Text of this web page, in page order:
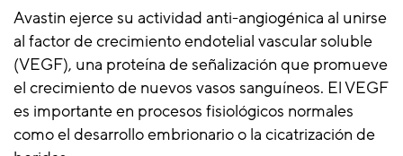
Avastin ejerce su actividad anti-angiogénica al unirse
al factor de crecimiento endotelial vascular soluble
(VEGF), una proteína de señalización que promueve
el crecimiento de nuevos vasos sanguíneos. El VEGF
es importante en procesos fisiológicos normales
como el desarrollo embrionario o la cicatrización de